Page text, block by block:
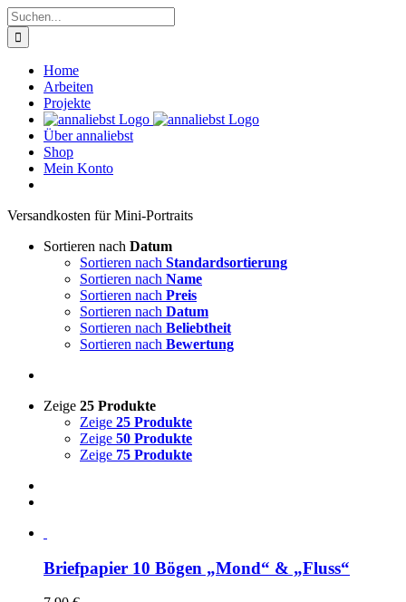
Zum
Inhalt
springen
Suche
nach:
Home
Arbeiten
Projekte
Über annaliebst
Shop
Mein Konto
Ver­sand­kos­ten für Mini-Por­traits
Sortieren nach Datum
Sortieren nach Standardsortierung
Sortieren nach Name
Sortieren nach Preis
Sortieren nach Datum
Sortieren nach Beliebtheit
Sortieren nach Bewertung
Zeige 25 Produkte
Zeige 25 Produkte
Zeige 50 Produkte
Zeige 75 Produkte
Briefpapier 10 Bögen „Mond“ & „Fluss“